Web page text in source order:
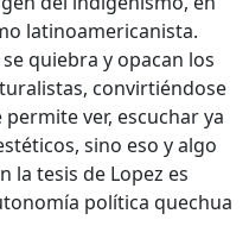
latinoamericanista.
quiebra y opacan los
convirtiéndose
ver, escuchar ya
sino eso y algo
la tesis de Lopez es
política quechua